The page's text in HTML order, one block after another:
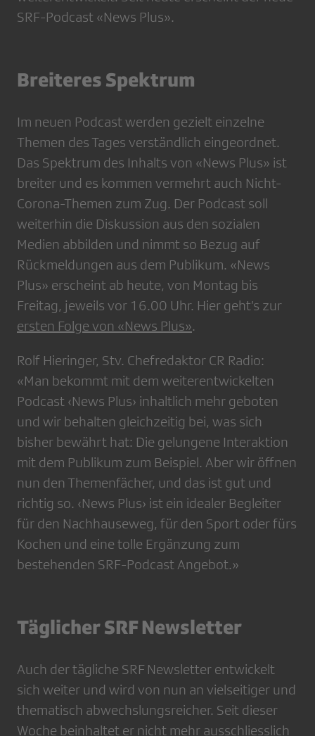
SRF-Podcast «News Plus».
Breiteres Spektrum
Im neuen Podcast werden gezielt einzelne
Themen des Tages verständlich eingeordnet.
Das Spektrum des Inhalts von «News Plus» ist
breiter und es kommen vermehrt auch Nicht-
Corona-Themen zum Zug. Der Podcast soll
weiterhin die Diskussion aus den sozialen
Medien abbilden und nimmt so Bezug auf
Rückmeldungen aus dem Publikum. «News
Plus» erscheint ab heute, von Montag bis
Freitag, jeweils vor 16.00 Uhr. Hier geht’s zur
ersten Folge von «News Plus».
Rolf Hieringer, Stv. Chefredaktor CR Radio:
«Man bekommt mit dem weiterentwickelten
Podcast ‹News Plus› inhaltlich mehr geboten
und wir behalten gleichzeitig bei, was sich
bisher bewährt hat: Die gelungene Interaktion
mit dem Publikum zum Beispiel. Aber wir öffnen
nun den Themenfächer, und das ist gut und
richtig so. ‹News Plus› ist ein idealer Begleiter
für den Nachhauseweg, für den Sport oder fürs
Kochen und eine tolle Ergänzung zum
bestehenden SRF-Podcast Angebot.»
Täglicher SRF Newsletter
Auch der tägliche SRF Newsletter entwickelt
sich weiter und wird von nun an vielseitiger und
thematisch abwechslungsreicher. Seit dieser
Woche beinhaltet er nicht mehr ausschliesslich